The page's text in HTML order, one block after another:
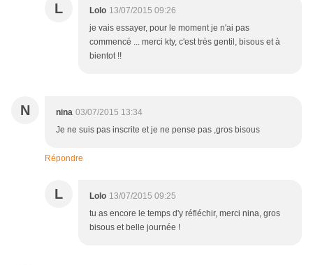
L Lolo 13/07/2015 09:26
je vais essayer, pour le moment je n'ai pas
commencé ... merci kty, c'est très gentil, bisous et à
bientot !!
N nina 03/07/2015 13:34
Je ne suis pas inscrite et je ne pense pas ,gros bisous
Répondre
L Lolo 13/07/2015 09:25
tu as encore le temps d'y réfléchir, merci nina, gros
bisous et belle journée !